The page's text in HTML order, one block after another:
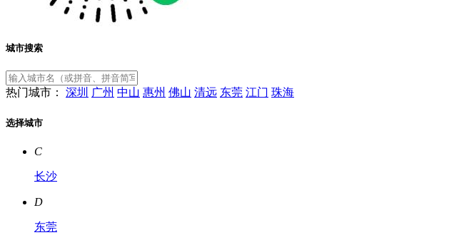
城市搜索
热门城市： 深圳 广州 中山 惠州 佛山 清远 东莞 江门 珠海
选择城市
C
长沙
D
东莞